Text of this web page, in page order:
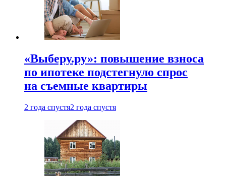
«Выберу.ру»: повышение взноса
по ипотеке подстегнуло спрос
на съемные квартиры
2 года спустя2 года спустя